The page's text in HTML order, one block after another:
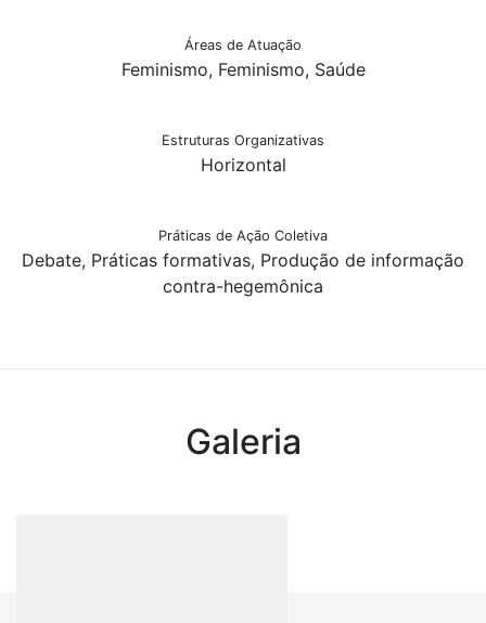
Áreas de Atuação
Feminismo, Feminismo, Saúde
Estruturas Organizativas
Horizontal
Práticas de Ação Coletiva
Debate, Práticas formativas, Produção de informação
contra-hegemônica
Galeria